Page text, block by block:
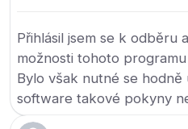
Přihlásil jsem se k odběru
možnosti tohoto
Bylo však nutné se
software takové pokyny